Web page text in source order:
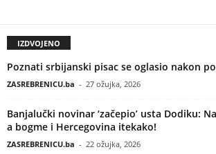
IZDVOJENO
Poznati srbijanski pisac se oglasio nakon
ZASREBRENICU.ba - 27 ožujka, 2026
Banjalučki novinar ‘začepio’ usta Dodiku:
a bogme i Hercegovina itekako!
ZASREBRENICU.ba - 22 ožujka, 2026